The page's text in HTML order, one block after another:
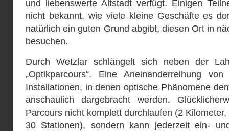
und liebenswerte Altstadt verfügt. Einigen
nicht bekannt, wie viele kleine Geschäfte es
natürlich ein guten Grund abgibt, diesen Ort in
besuchen.
Durch Wetzlar schlängelt sich neben der
„Optikparcours“. Eine Aneinanderreihung
Installationen, in denen optische Phänomene
anschaulich dargebracht werden.
Parcours nicht komplett durchlaufen (2 Kilometer,
30 Stationen), sondern kann jederzeit ein‐